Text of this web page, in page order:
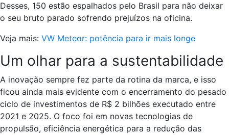
Desses, 150 estão espalhados pelo Brasil para não deixar
o seu bruto parado sofrendo prejuízos na oficina.
Veja mais: VW Meteor: potência para ir mais longe
Um olhar para a sustentabilidade
A inovação sempre fez parte da rotina da marca, e isso
ficou ainda mais evidente com o encerramento do pesado
ciclo de investimentos de R$ 2 bilhões executado entre
2021 e 2025. O foco foi em novas tecnologias de
propulsão, eficiência energética para a redução das